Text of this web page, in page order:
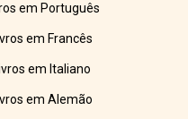
em Português
em Francês
em Italiano
em Alemão